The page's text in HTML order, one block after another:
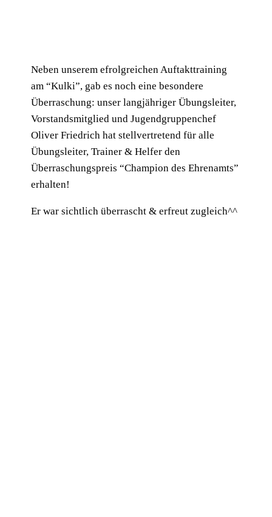
Neben unserem efrolgreichen Auftakttraining
am “Kulki”, gab es noch eine besondere
Überraschung: unser langjähriger Übungsleiter,
Vorstandsmitglied und Jugendgruppenchef
Oliver Friedrich hat stellvertretend für alle
Übungsleiter, Trainer & Helfer den
Überraschungspreis “Champion des Ehrenamts”
erhalten!
Er war sichtlich überrascht & erfreut zugleich^^